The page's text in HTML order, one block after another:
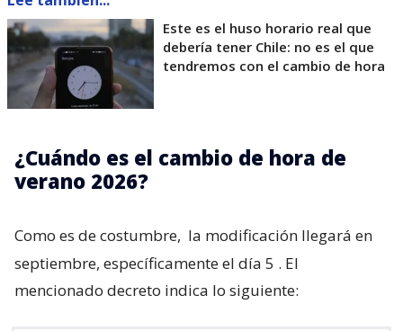
Este es el huso horario real que
debería tener Chile: no es el que
tendremos con el cambio de hora
¿Cuándo es el cambio de hora de
verano 2026?
Como es de costumbre, la modificación llegará en
septiembre, específicamente el día 5 . El
mencionado decreto indica lo siguiente: